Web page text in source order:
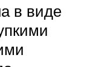
в виде